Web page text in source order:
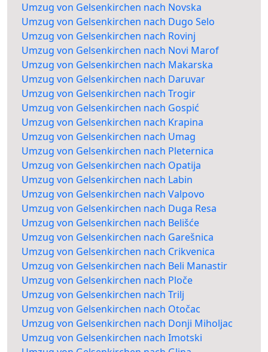
Umzug von Gelsenkirchen nach Novska
Umzug von Gelsenkirchen nach Dugo Selo
Umzug von Gelsenkirchen nach Rovinj
Umzug von Gelsenkirchen nach Novi Marof
Umzug von Gelsenkirchen nach Makarska
Umzug von Gelsenkirchen nach Daruvar
Umzug von Gelsenkirchen nach Trogir
Umzug von Gelsenkirchen nach Gospić
Umzug von Gelsenkirchen nach Krapina
Umzug von Gelsenkirchen nach Umag
Umzug von Gelsenkirchen nach Pleternica
Umzug von Gelsenkirchen nach Opatija
Umzug von Gelsenkirchen nach Labin
Umzug von Gelsenkirchen nach Valpovo
Umzug von Gelsenkirchen nach Duga Resa
Umzug von Gelsenkirchen nach Belišće
Umzug von Gelsenkirchen nach Garešnica
Umzug von Gelsenkirchen nach Crikvenica
Umzug von Gelsenkirchen nach Beli Manastir
Umzug von Gelsenkirchen nach Ploče
Umzug von Gelsenkirchen nach Trilj
Umzug von Gelsenkirchen nach Otočac
Umzug von Gelsenkirchen nach Donji Miholjac
Umzug von Gelsenkirchen nach Imotski